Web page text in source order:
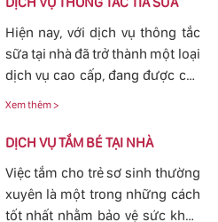
Hiện nay, với dịch vụ thông tắc
sữa tại nhà đã trở thành một loại
dịch vụ cao cấp, đang được các
phổ biến. Với việc thông tắc tia
chóng thông tia sữa, giảm bớt
các cơn đau cương cứng tại
Xem thêm >
DỊCH VỤ TẮM BÉ TẠI NHÀ
Việc tắm cho trẻ sơ sinh thường
xuyên là một trong những cách
tốt nhất nhằm bảo vệ sức khỏe